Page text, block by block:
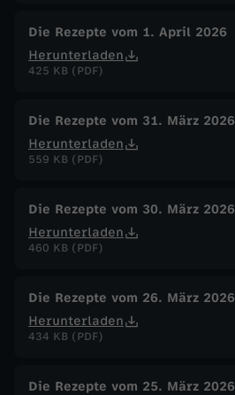
Die Rezepte vom 1. April 2026
Herunterladen
425 KB (PDF)
Die Rezepte vom 31. März 2026
Herunterladen
559 KB (PDF)
Die Rezepte vom 30. März 2026
Herunterladen
460 KB (PDF)
Die Rezepte vom 26. März 2026
Herunterladen
434 KB (PDF)
Die Rezepte vom 25. März 2026